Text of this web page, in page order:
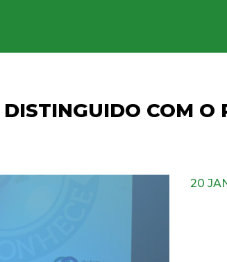
COM O
20